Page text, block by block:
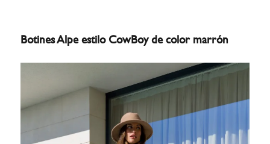
Botines Alpe estilo CowBoy de color marrón